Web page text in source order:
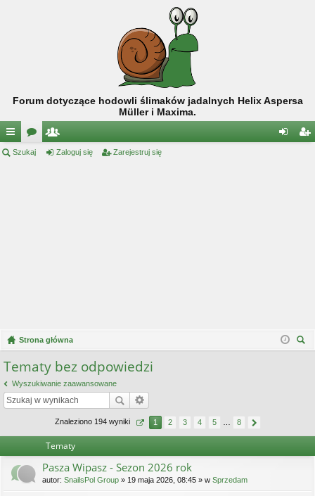
Forum dotyczące hodowli ślimaków jadalnych Helix Aspersa
Müller i Maxima.
ię or ży
Szukaj Zaloguj się Zarejestruj się
Strona główna
Tematy bez odpowiedzi
Wyszukiwanie zaawansowane
Znaleziono 194 wyniki 1 2 3 4 5 8
Tematy
Pasza Wipasz - Sezon 2026 rok
autor: SnailsPol Group » 19 maja 2026, 08:45 » w Sprzedam